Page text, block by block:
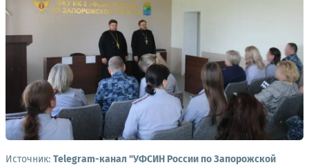
Источник: Telegram-канал "УФСИН России по Запорожской